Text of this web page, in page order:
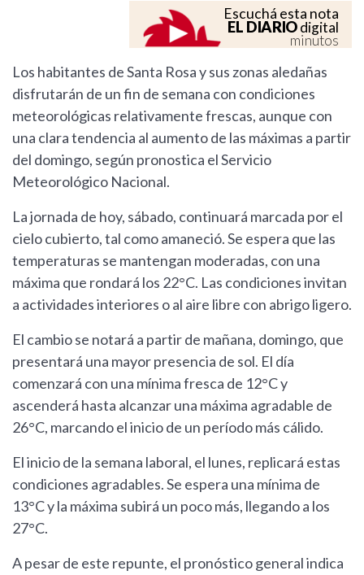
Escuchá esta nota
EL DIARIOdigital
minutos
Los habitantes de Santa Rosa y sus zonas aledañas
disfrutarán de un fin de semana con condiciones
meteorológicas relativamente frescas, aunque con
una clara tendencia al aumento de las máximas a partir
del domingo, según pronostica el Servicio
Meteorológico Nacional.
La jornada de hoy, sábado, continuará marcada por el
cielo cubierto, tal como amaneció. Se espera que las
temperaturas se mantengan moderadas, con una
máxima que rondará los 22°C. Las condiciones invitan
a actividades interiores o al aire libre con abrigo ligero.
El cambio se notará a partir de mañana, domingo, que
presentará una mayor presencia de sol. El día
comenzará con una mínima fresca de 12°C y
ascenderá hasta alcanzar una máxima agradable de
26°C, marcando el inicio de un período más cálido.
El inicio de la semana laboral, el lunes, replicará estas
condiciones agradables. Se espera una mínima de
13°C y la máxima subirá un poco más, llegando a los
27°C.
A pesar de este repunte, el pronóstico general indica